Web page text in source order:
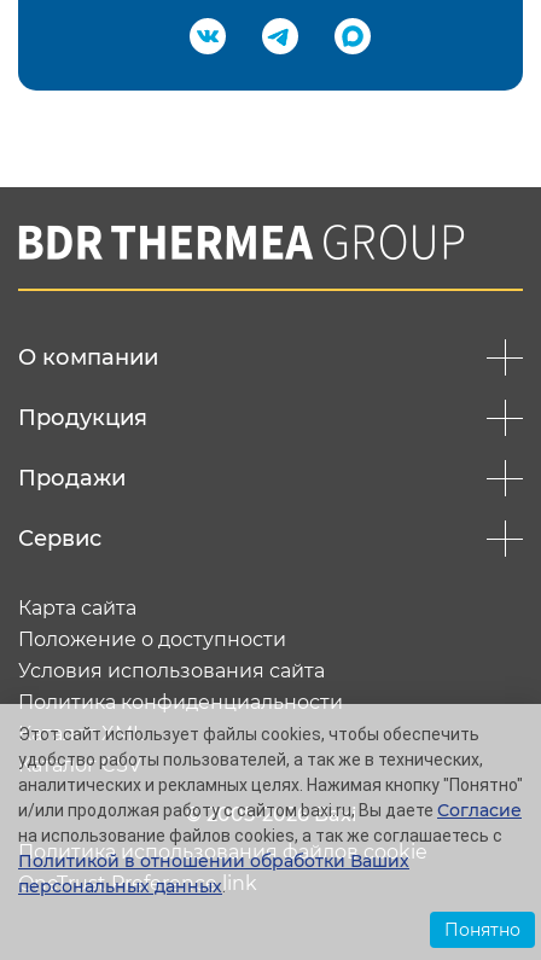
Подтвердить e-mail
Вы соглашаетесь с нашей политикой
конфеденциальности
О компании
Продукция
Продажи
Сервис
© 2005-2026 Baxi
Карта сайта
Положение о доступности
Условия использования сайта
Политика конфиденциальности
Каталог XML
Каталог CSV
Политика использования файлов cookie
OneTrust Preference link
Этот сайт использует файлы cookies, чтобы обеспечить
удобство работы пользователей, а так же в технических,
аналитических и рекламных целях. Нажимая кнопку "Понятно"
и/или продолжая работу с сайтом baxi.ru, Вы даете Согласие
на использование файлов cookies, а так же соглашаетесь с
Политикой в отношении обработки Ваших
персональных данных.
Понятно